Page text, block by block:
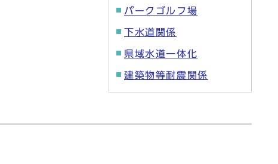
パークゴルフ場
下水道関係
県域水道一体化
建築物等耐震関係